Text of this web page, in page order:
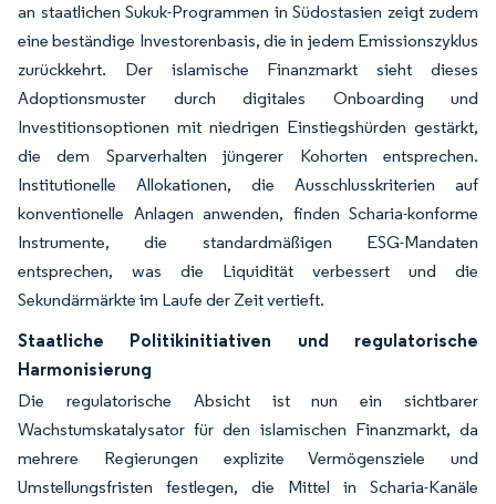
an staatlichen Sukuk-Programmen in Südostasien zeigt zudem
eine beständige Investorenbasis, die in jedem Emissionszyklus
zurückkehrt. Der islamische Finanzmarkt sieht dieses
Adoptionsmuster durch digitales Onboarding und
Investitionsoptionen mit niedrigen Einstiegshürden gestärkt,
die dem Sparverhalten jüngerer Kohorten entsprechen.
Institutionelle Allokationen, die Ausschlusskriterien auf
konventionelle Anlagen anwenden, finden Scharia-konforme
Instrumente, die standardmäßigen ESG-Mandaten
entsprechen, was die Liquidität verbessert und die
Sekundärmärkte im Laufe der Zeit vertieft.
Staatliche Politikinitiativen und regulatorische
Harmonisierung
Die regulatorische Absicht ist nun ein sichtbarer
Wachstumskatalysator für den islamischen Finanzmarkt, da
mehrere Regierungen explizite Vermögensziele und
Umstellungsfristen festlegen, die Mittel in Scharia-Kanäle